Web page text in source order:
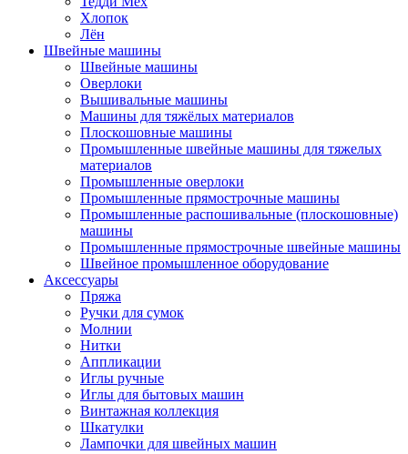
Хлопок
Лён
Швейные машины
Швейные машины
Оверлоки
Вышивальные машины
Машины для тяжёлых материалов
Плоскошовные машины
Промышленные швейные машины для тяжелых
материалов
Промышленные оверлоки
Промышленные прямострочные машины
Промышленные распошивальные (плоскошовные)
машины
Промышленные прямострочные швейные машины
Швейное промышленное оборудование
Аксессуары
Пряжа
Ручки для сумок
Молнии
Нитки
Аппликации
Иглы ручные
Иглы для бытовых машин
Винтажная коллекция
Шкатулки
Лампочки для швейных машин